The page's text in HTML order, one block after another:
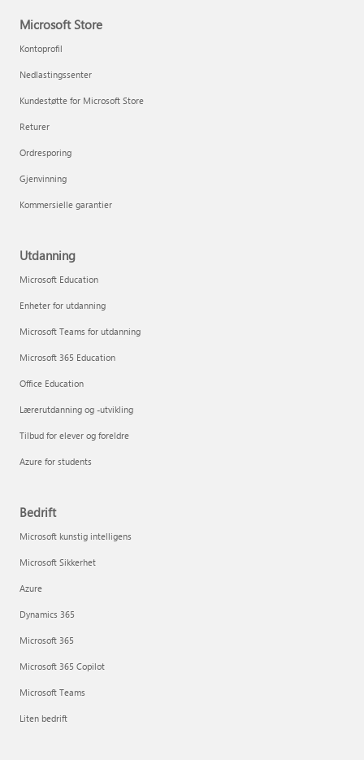
Microsoft Store
Kontoprofil
Nedlastingssenter
Kundestøtte for Microsoft Store
Returer
Ordresporing
Gjenvinning
Kommersielle garantier
Utdanning
Microsoft Education
Enheter for utdanning
Microsoft Teams for utdanning
Microsoft 365 Education
Office Education
Lærerutdanning og -utvikling
Tilbud for elever og foreldre
Azure for students
Bedrift
Microsoft kunstig intelligens
Microsoft Sikkerhet
Azure
Dynamics 365
Microsoft 365
Microsoft 365 Copilot
Microsoft Teams
Liten bedrift